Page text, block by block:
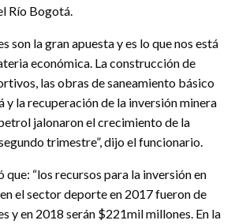
Río Bogotá.
son la gran apuesta y es lo que nos está
económica. La construcción de
las obras de saneamiento básico
y la recuperación de la inversión minera
jalonaron el crecimiento de la
trimestre”, dijo el funcionario.
que: “los recursos para la inversión en
el sector deporte en 2017 fueron de
y en 2018 serán $221mil millones. En la